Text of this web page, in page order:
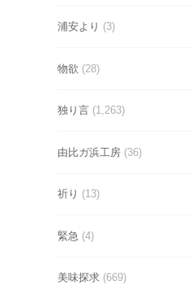
浦安より (3)
物欲 (28)
独り言 (1,263)
由比ガ浜工房 (36)
祈り (13)
緊急 (4)
美味探求 (669)